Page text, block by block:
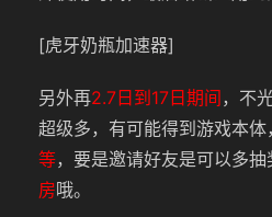
[虎牙奶瓶加速器]
另外再2.7日到17日期间 ，不
超级多，有可能得到游戏本体
等，要是邀请好友是可以多抽
房哦。